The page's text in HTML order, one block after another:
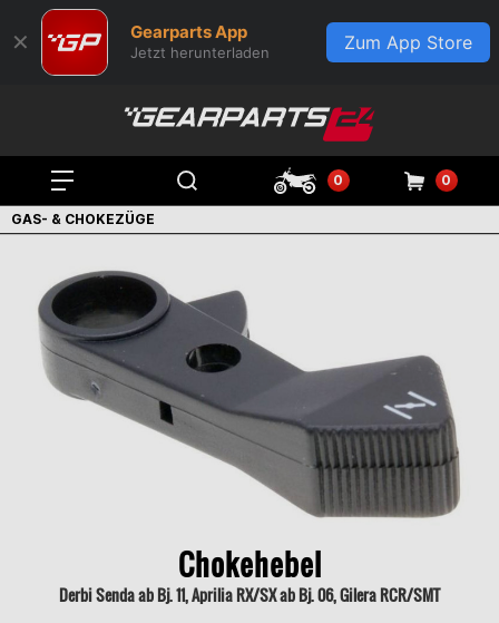
✕ Gearparts App
Jetzt herunterladen Zum App Store
0 0
GAS- & CHOKEZÜGE
Chokehebel
Derbi Senda ab Bj. 11, Aprilia RX/SX ab Bj. 06, Gilera RCR/SMT